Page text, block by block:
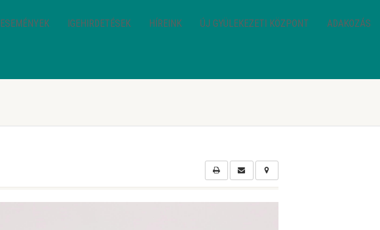
ESEMÉNYEK IGEHIRDETÉSEK HÍREINK ÚJ GYÜLEKEZETI KÖZPONT ADAKOZÁS